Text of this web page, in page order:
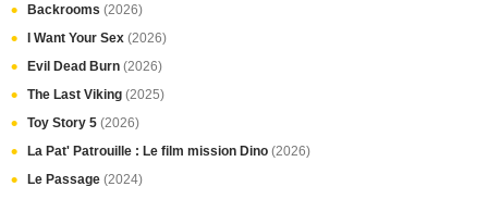
Backrooms (2026)
I Want Your Sex (2026)
Evil Dead Burn (2026)
The Last Viking (2025)
Toy Story 5 (2026)
La Pat' Patrouille : Le film mission Dino (2026)
Le Passage (2024)